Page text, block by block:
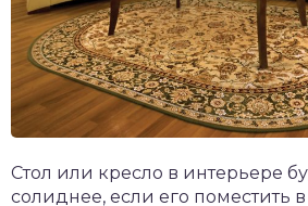
Стол или кресло в интерьере
солиднее, если его поместить